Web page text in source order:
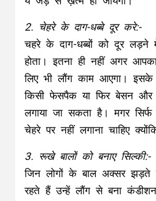
जिन लोगों के बाल अक्सर
रहते हैं उन्हें लौंग से बना
इसके साथ ही लौंग को थोड़े से
बाल धोएं। इससे बाल घने और
लांग के तेल को नारियल के तेल
कर सकते हैं।
4. सर्दी जुकाम में भी दे राहत:-
सर्दी-जुकाम की समस्या के
से जुकाम के साथ ही गले में होने
आराम मिलता है। इतना ही
एकबूंद लौंग का तेल दाल कर